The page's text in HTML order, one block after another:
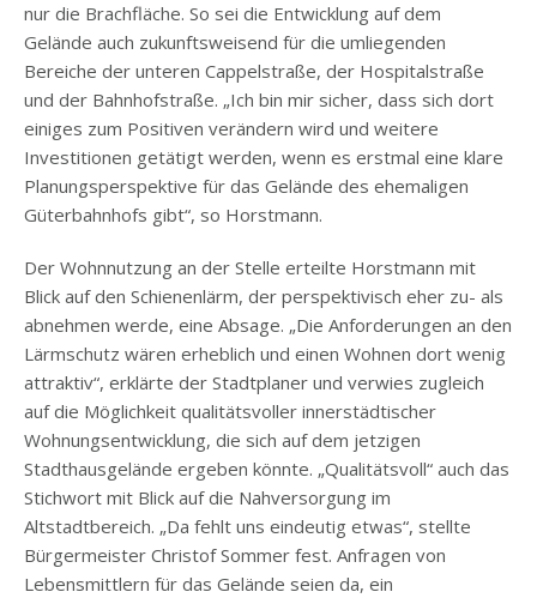
nur die Brachfläche. So sei die Entwicklung auf dem
Gelände auch zukunftsweisend für die umliegenden
Bereiche der unteren Cappelstraße, der Hospitalstraße
und der Bahnhofstraße. „Ich bin mir sicher, dass sich dort
einiges zum Positiven verändern wird und weitere
Investitionen getätigt werden, wenn es erstmal eine klare
Planungsperspektive für das Gelände des ehemaligen
Güterbahnhofs gibt“, so Horstmann.
Der Wohnnutzung an der Stelle erteilte Horstmann mit
Blick auf den Schienenlärm, der perspektivisch eher zu- als
abnehmen werde, eine Absage. „Die Anforderungen an den
Lärmschutz wären erheblich und einen Wohnen dort wenig
attraktiv“, erklärte der Stadtplaner und verwies zugleich
auf die Möglichkeit qualitätsvoller innerstädtischer
Wohnungsentwicklung, die sich auf dem jetzigen
Stadthausgelände ergeben könnte. „Qualitätsvoll“ auch das
Stichwort mit Blick auf die Nahversorgung im
Altstadtbereich. „Da fehlt uns eindeutig etwas“, stellte
Bürgermeister Christof Sommer fest. Anfragen von
Lebensmittlern für das Gelände seien da, ein